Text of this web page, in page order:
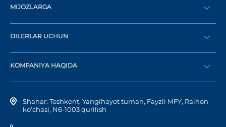
MIJOZLARGA
Buyurtma berish
DILERLAR UCHUN
Diler bo‘lish
Shaxsiy kabinetga kirish
KOMPANIYA HAQIDA
Kompaniya tarixi
Shahar: Toshkent, Yangihayot tuman, Fayzli MFY, Raihon
ko‘chasi, N6-1003 qurilish